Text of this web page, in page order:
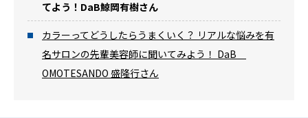
てよう！――DaB鯨岡有樹さん
カラーってどうしたらうまくいく？ リアルな悩みを有
名サロンの先輩美容師に聞いてみよう！ ――DaB
OMOTESANDO 盛隆行さん